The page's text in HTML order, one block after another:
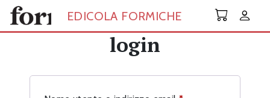
Skip to main content
EDICOLA FORMICHE
login